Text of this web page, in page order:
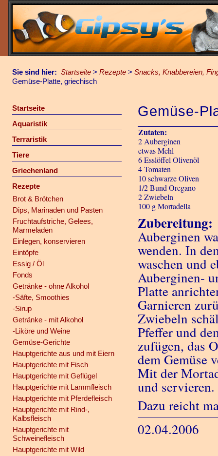
Sie sind hier: Startseite > Rezepte > Snacks, Knabbereien,
Gemüse-Platte, griechisch
Startseite
Aquaristik
Terraristik
Tiere
Griechenland
Rezepte
Brot & Brötchen
Dips, Marinaden und Pasten
Fruchtaufstriche, Gelees,
Marmeladen
Einlegen, konservieren
Eintöpfe
Essig / Öl
Fonds
Getränke - ohne Alkohol
-Säfte, Smoothies
-Sirup
Getränke - mit Alkohol
-Liköre und Weine
Gemüse-Gerichte
Hauptgerichte aus und mit Eiern
Hauptgerichte mit Fisch
Hauptgerichte mit Geflügel
Hauptgerichte mit Lammfleisch
Hauptgerichte mit Pferdefleisch
Hauptgerichte mit Rind-,
Kalbsfleisch
Hauptgerichte mit
Schweinefleisch
Hauptgerichte mit Wild
Gemüse-
Zutaten:
2 Auberginen
etwas Mehl
6 Esslöffel Olivenöl
4 Tomaten
10 schwarze Oliven
1/2 Bund Oregano
2 Zwiebeln
100 g Mortadella
Zubereitung:
Auberginen
wenden. In
waschen und
Auberginen-
Platte
Garnieren
Zwiebeln
Pfeffer und
zufügen, das
dem Gemüse
Mit der
und servieren.
Dazu reicht
02.04.2006